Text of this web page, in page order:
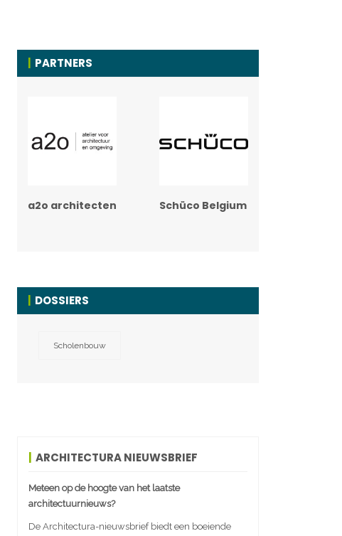
PARTNERS
a2o architecten Schüco Belgium
DOSSIERS
Scholenbouw
ARCHITECTURA NIEUWSBRIEF
Meteen op de hoogte van het laatste
architectuurnieuws?
De Architectura-nieuwsbrief biedt een boeiende